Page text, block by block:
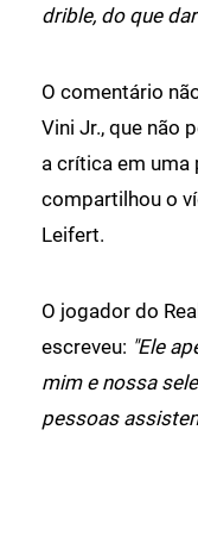
drible, do que
O comentário
Vini Jr., que não
a crítica em uma
compartilhou o
Leifert.
O jogador do
escreveu: "Ele
mim e nossa
pessoas